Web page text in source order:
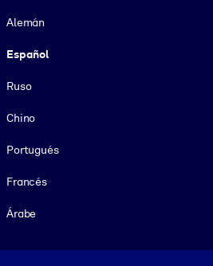
Alemán
Español
Ruso
Chino
Portugués
Francés
Árabe